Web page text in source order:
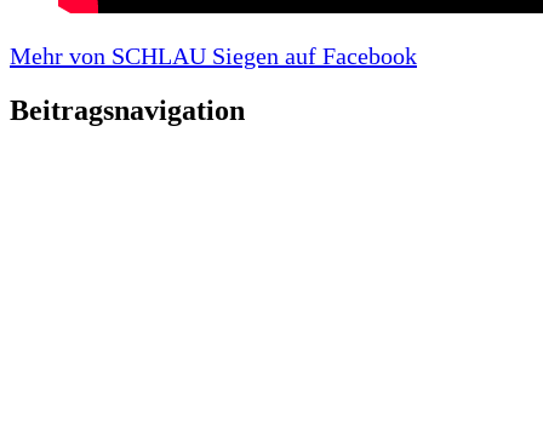
Mehr von SCHLAU Siegen auf Facebook
Beitragsnavigation